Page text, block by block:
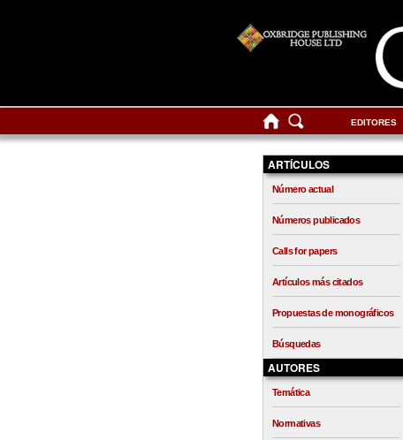
EDITORES
ARTÍCULOS
Número actual
Números publicados
Calls for papers
Artículos más citados
Propuestas de monográficos
Búsquedas
AUTORES
Temática
Normativas